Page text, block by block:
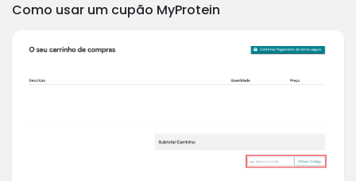
Como usar um cupão MyProtein